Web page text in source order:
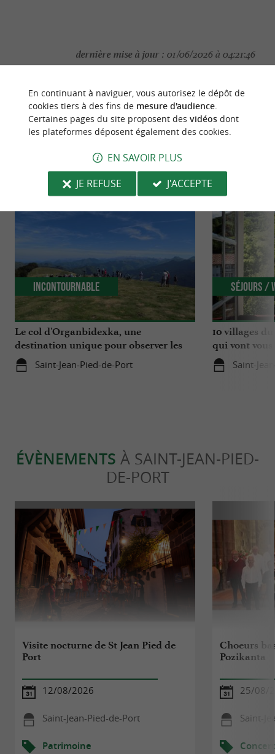
dernière mise à jour : 01/06/2026 à 04:21:46
photographe -CC BY-NC-ND 4.0
NOUS AVONS TESTÉPOUR VOUS
Le col d'Organbidexka, une
destination unique pour observer les
oiseaux au Pays Basque
Saint-Jean-Pied-de-Port
Incontournable
10 villages
qui vont vous
Saint-
Séjours /
ÉVÈNEMENTS À SAINT-JEAN-PIED-
DE-PORT
Visite nocturne de St Jean Pied de
Port
12/08/2026
Saint-Jean-Pied-de-Port
Patrimoine
Choeurs
Pozikanta
25/08/
Saint-
En continuant à naviguer, vous autorisez le dépôt de
cookies tiers à des fins de mesure d'audience.
Certaines pages du site proposent des vidéosdont
les plateformes déposent également des cookies.
EN SAVOIR PLUS
JE REFUSE
J'ACCEPTE